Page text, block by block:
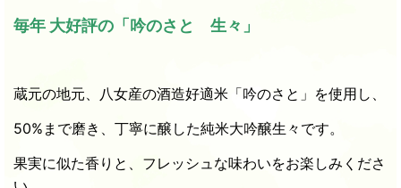
毎年 大好評の「吟のさと 生々」
蔵元の地元、八女産の酒造好適米「吟のさと」を使用し、
50%まで磨き、丁寧に醸した純米大吟醸生々です。
果実に似た香りと、フレッシュな味わいをお楽しみくださ